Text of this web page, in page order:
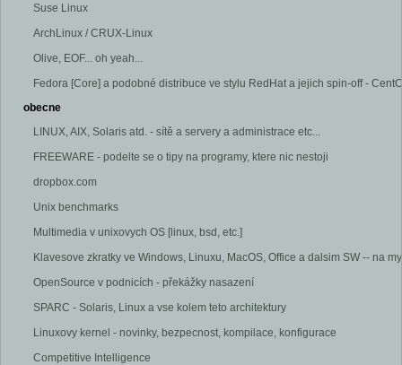
Suse Linux
ArchLinux / CRUX-Linux
Olive, EOF... oh yeah...
Fedora [Core] a podobné distribuce ve stylu RedHat a jejich spin-off -
obecne
LINUX, AIX, Solaris atd. - sítě a servery a administrace etc...
FREEWARE - podelte se o tipy na programy, ktere nic nestoji
dropbox.com
Unix benchmarks
Multimedia v unixovych OS [linux, bsd, etc.]
Klavesove zkratky ve Windows, Linuxu, MacOS, Office a dalsim SW -- na
OpenSource v podnicích - překážky nasazení
SPARC - Solaris, Linux a vse kolem teto architektury
Linuxovy kernel - novinky, bezpecnost, kompilace, konfigurace
Competitive Intelligence